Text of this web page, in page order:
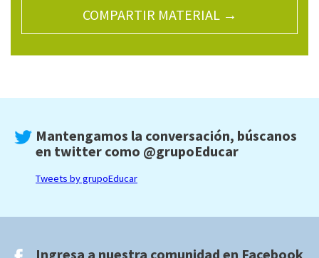
COMPARTIR MATERIAL →
Mantengamos la conversación, búscanos
en twitter como @grupoEducar
Tweets by grupoEducar
Ingresa a nuestra comunidad en Facebook